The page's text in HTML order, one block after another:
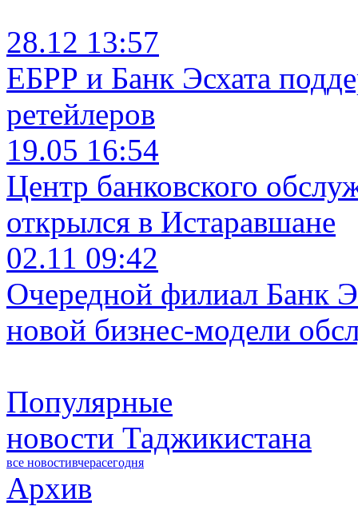
28.12 13:57
ЕБРР и Банк Эсхата
ретейлеров
19.05 16:54
Центр банковского
открылся в Истаравшане
02.11 09:42
Очередной филиал Банк
новой бизнес-модели
Популярные
новости Таджикистана
все новостивчерасегодня
Архив